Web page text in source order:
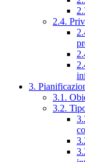
2.4.
3.
3.1.
3.2.